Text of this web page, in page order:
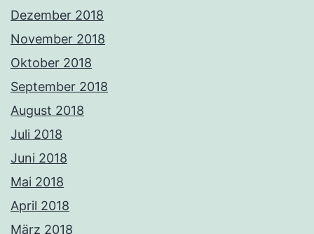
Dezember 2018
November 2018
Oktober 2018
September 2018
August 2018
Juli 2018
Juni 2018
Mai 2018
April 2018
März 2018